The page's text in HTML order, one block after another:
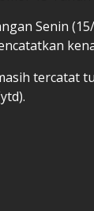
Senin
tercatat